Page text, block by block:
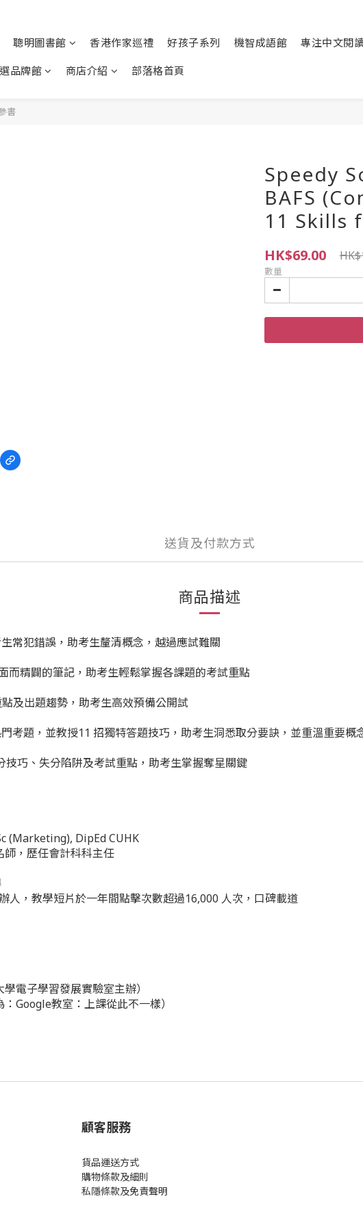
聰明圖書館 香港作家巡禮 好孩子系列 機智成語館 專注中文閱
品牌館 商店介紹 部落格首頁
書
Speedy
BAFS
11 Skills
HK$69.00
數量
送貨及付款方式
商品描述
常犯錯誤，助考生釐清概念，越過應試難關
而精闢的筆記，助考生輕鬆掌握各課題的考試重點
及出題趨勢，助考生高效預備公開試
考題，並教授11 招獨特答題技巧，助考生洞悉取分要訣，並重溫重要概
巧、失分陷阱及考試重點，助考生掌握奪星關鍵
(Marketing), DipEd CUHK
，歷任會計科科主任
人，教學短片於一年間點擊次數超過16,000 人次，口碑載道
電子學習發展實驗室主辦）
Google教室：上課從此不一樣）
顧客服務
貨品運送方式
購物條款及細則
私隱條款及免責聲明